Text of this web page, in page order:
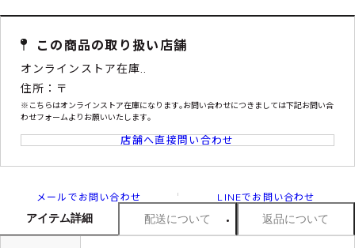
この商品の取り扱い店舗
オンラインストア在庫..
住所：〒
※こちらはオンラインストア在庫になります｡お問い合わせにつきましては下記お問い合
わせフォームよりお願いいたします｡
店舗へ直接問い合わせ
メールでお問い合わせ LINEでお問い合わせ
アイテム詳細 配送について 返品について